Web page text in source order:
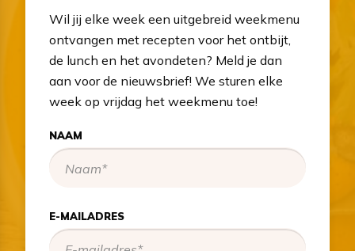
Wil jij elke week een uitgebreid weekmenu
ontvangen met recepten voor het ontbijt,
de lunch en het avondeten? Meld je dan
aan voor de nieuwsbrief! We sturen elke
week op vrijdag het weekmenu toe!
NAAM
E-MAILADRES